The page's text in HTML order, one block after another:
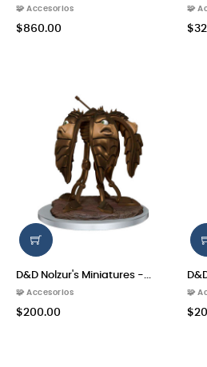
🧩 Accesorios
$860.00
🧩
D&D Nolzur's Miniatures -...
🧩 Accesorios
$200.00
🧩